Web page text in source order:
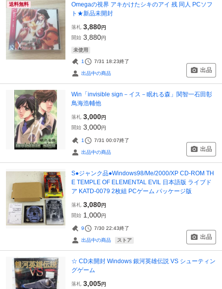
送料無料
Omegaの視界 アキかけたシキのアイ 残 同人 PCソフ
ト★新品未開封
落札 3,880円
開始 3,880円
未使用
1 7/31 18:23終了
出品中の商品 出品
Win「invisible sign－イス－眠れる森」関智一石田彰
鳥海浩輔他
落札 3,000円
開始 3,000円
1 7/31 00:07終了
出品中の商品 出品
S●ジャンク品●Windows98/Me/2000/XP CD-ROM TH
E TEMPLE OF ELEMENTAL EVIL 日本語版 ライブド
ア KATD-0079 2枚組 PCゲーム パッケージ版
落札 3,080円
開始 1,000円
9 7/30 22:43終了
出品中の商品 ストア 出品
☆ CD未開封 Windows 銀河英雄伝説 VS シューティン
グゲーム
落札 3,005円